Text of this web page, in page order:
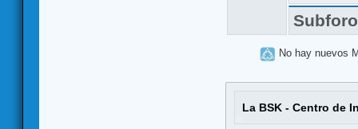
No hay nuevos
La BSK - Centro de